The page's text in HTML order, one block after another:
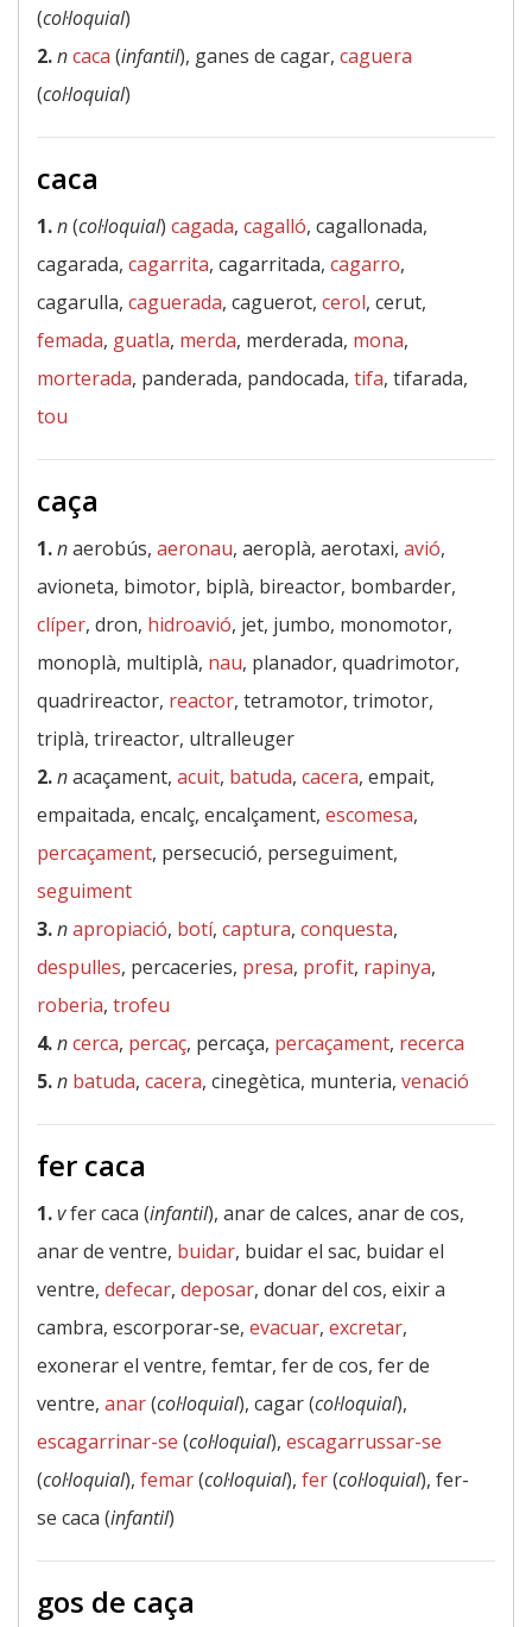
(col·loquial)
2.ncaca (infantil), ganes de cagar, caguera
(col·loquial)
caca
1.n(col·loquial) cagada, cagalló, cagallonada,
cagarada, cagarrita, cagarritada, cagarro,
cagarulla, caguerada, caguerot, cerol, cerut,
femada, guatla, merda, merderada, mona,
morterada, panderada, pandocada, tifa, tifarada,
tou
caça
1.naerobús, aeronau, aeroplà, aerotaxi, avió,
avioneta, bimotor, biplà, bireactor, bombarder,
clíper, dron, hidroavió, jet, jumbo, monomotor,
monoplà, multiplà, nau, planador, quadrimotor,
quadrireactor, reactor, tetramotor, trimotor,
triplà, trireactor, ultralleuger
2.nacaçament, acuit, batuda, cacera, empait,
empaitada, encalç, encalçament, escomesa,
percaçament, persecució, perseguiment,
seguiment
3.napropiació, botí, captura, conquesta,
despulles, percaceries, presa, profit, rapinya,
roberia, trofeu
4.ncerca, percaç, percaça, percaçament, recerca
5.n batuda, cacera, cinegètica, munteria, venació
fer caca
1.vfer caca (infantil), anar de calces, anar de cos,
anar de ventre, buidar, buidar el sac, buidar el
ventre, defecar, deposar, donar del cos, eixir a
cambra, escorporar-se, evacuar, excretar,
exonerar el ventre, femtar, fer de cos, fer de
ventre, anar(col·loquial), cagar (col·loquial),
escagarrinar-se (col·loquial), escagarrussar-se
(col·loquial), femar(col·loquial), fer(col·loquial), fer-
se caca (infantil)
gos de caça